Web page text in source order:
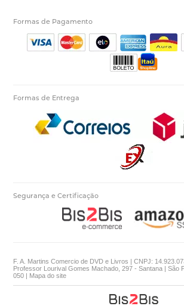
Formas de Pagamento
Formas de Entrega
Segurança e Certificação
F. A. Martins Comercio de DVD e Livros | CNPJ:
Professor Lourival Gomes Machado, 297 - Santana | São
050 | Mapa do site